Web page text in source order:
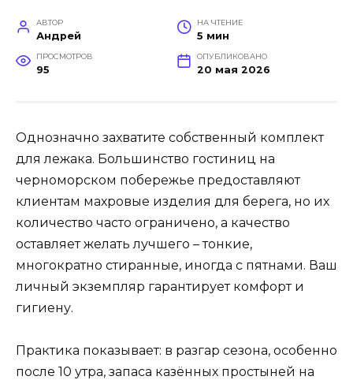
АВТОР
Андрей
НА ЧТЕНИЕ
5 мин
ПРОСМОТРОВ
95
ОПУБЛИКОВАНО
20 мая 2026
Однозначно захватите собственный комплект
для лежака. Большинство гостиниц на
черноморском побережье предоставляют
клиентам махровые изделия для берега, но их
количество часто ограничено, а качество
оставляет желать лучшего – тонкие,
многократно стиранные, иногда с пятнами. Ваш
личный экземпляр гарантирует комфорт и
гигиену.
Практика показывает: в разгар сезона, особенно
после 10 утра, запаса казённых простыней на